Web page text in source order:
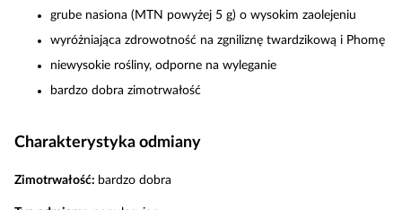
grube nasiona (MTN powyżej 5 g) o wysokim zaolejeniu
wyróżniająca zdrowotność na zgniliznę twardzikową i Phomę
niewysokie rośliny, odporne na wyleganie
bardzo dobra zimotrwałość
Charakterystyka odmiany
Zimotrwałość: bardzo dobra